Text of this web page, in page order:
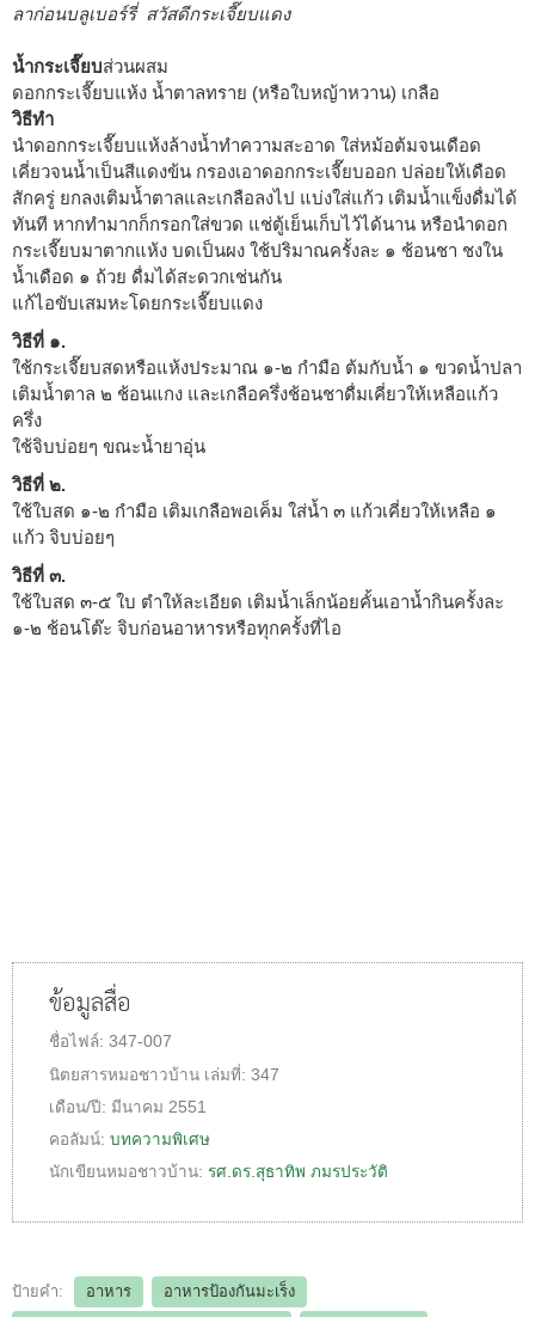
ลาก่อนบลูเบอร์รี่ สวัสดีกระเจี๊ยบแดง
น้ำกระเจี๊ยบส่วนผสม
ดอกกระเจี๊ยบแห้ง น้ำตาลทราย (หรือใบหญ้าหวาน) เกลือ
วิธีทำ
นำดอกกระเจี๊ยบแห้งล้างน้ำทำความสะอาด ใส่หม้อต้มจนเดือด
เคี่ยวจนน้ำเป็นสีแดงข้น กรองเอาดอกกระเจี๊ยบออก ปล่อยให้เดือด
สักครู่ ยกลงเติมน้ำตาลและเกลือลงไป แบ่งใส่แก้ว เติมน้ำแข็งดื่มได้
ทันที หากทำมากก็กรอกใส่ขวด แช่ตู้เย็นเก็บไว้ได้นาน หรือนำดอก
กระเจี๊ยบมาตากแห้ง บดเป็นผง ใช้ปริมาณครั้งละ ๑ ช้อนชา ชงใน
น้ำเดือด ๑ ถ้วย ดื่มได้สะดวกเช่นกัน
แก้ไอขับเสมหะโดยกระเจี๊ยบแดง
วิธีที่ ๑.
ใช้กระเจี๊ยบสดหรือแห้งประมาณ ๑-๒ กำมือ ต้มกับน้ำ ๑ ขวดน้ำปลา
เติมน้ำตาล ๒ ช้อนแกง และเกลือครึ่งช้อนชาดื่มเคี่ยวให้เหลือแก้ว
ครึ่ง
ใช้จิบบ่อยๆ ขณะน้ำยาอุ่น
วิธีที่ ๒.
ใช้ใบสด ๑-๒ กำมือ เติมเกลือพอเค็ม ใส่น้ำ ๓ แก้วเคี่ยวให้เหลือ ๑
แก้ว จิบบ่อยๆ
วิธีที่ ๓.
ใช้ใบสด ๓-๕ ใบ ตำให้ละเอียด เติมน้ำเล็กน้อยคั้นเอาน้ำกินครั้งละ
๑-๒ ช้อนโต๊ะ จิบก่อนอาหารหรือทุกครั้งที่ไอ
ข้อมูลสื่อ
ชื่อไฟล์: 347-007
นิตยสารหมอชาวบ้าน เล่มที่: 347
เดือน/ปี: มีนาคม 2551
คอลัมน์: บทความพิเศษ
นักเขียนหมอชาวบ้าน: รศ.ดร.สุธาทิพ ภมรประวัติ
ป้ายคำ: อาหาร
อาหารป้องกันมะเร็ง